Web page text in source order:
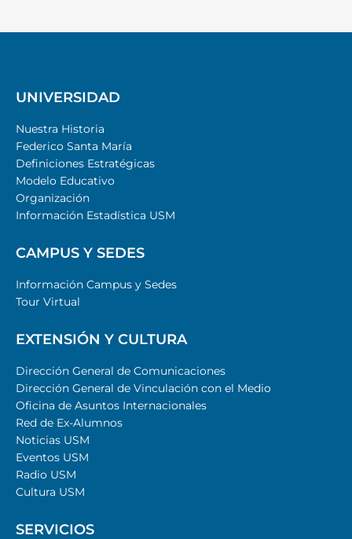
UNIVERSIDAD
Nuestra Historia
Federico Santa María
Definiciones Estratégicas
Modelo Educativo
Organización
Información Estadística USM
CAMPUS Y SEDES
Información Campus y Sedes
Tour Virtual
EXTENSIÓN Y CULTURA
Dirección General de Comunicaciones
Dirección General de Vinculación con el Medio
Oficina de Asuntos Internacionales
Red de Ex-Alumnos
Noticias USM
Eventos USM
Radio USM
Cultura USM
SERVICIOS